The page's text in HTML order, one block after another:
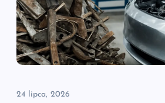
24 lipca, 2026